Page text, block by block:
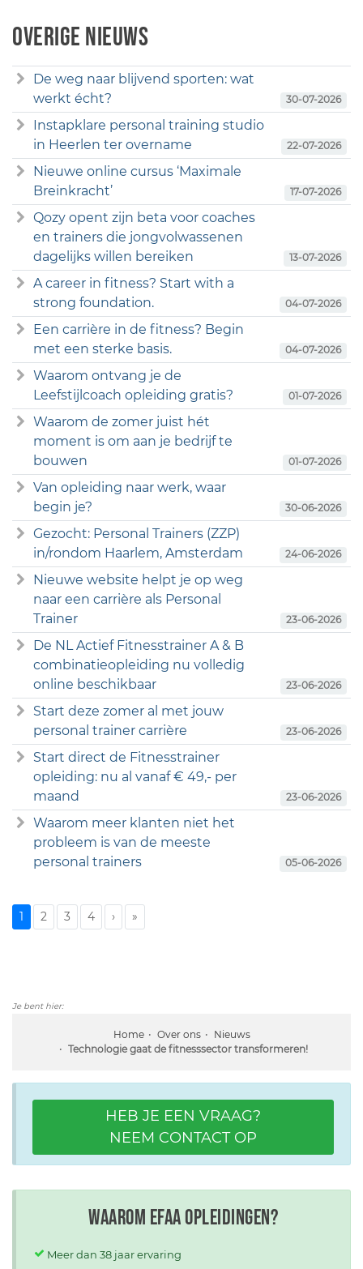
Overige nieuws
De weg naar blijvend sporten: wat
werkt écht?
30-07-2026
Instapklare personal training studio
in Heerlen ter overname
22-07-2026
Nieuwe online cursus ‘Maximale
Breinkracht’
17-07-2026
Qozy opent zijn beta voor coaches
en trainers die jongvolwassenen
dagelijks willen bereiken
13-07-2026
A career in fitness? Start with a
strong foundation.
04-07-2026
Een carrière in de fitness? Begin
met een sterke basis.
04-07-2026
Waarom ontvang je de
Leefstijlcoach opleiding gratis?
01-07-2026
Waarom de zomer juist hét
moment is om aan je bedrijf te
bouwen
01-07-2026
Van opleiding naar werk, waar
begin je?
30-06-2026
Gezocht: Personal Trainers (ZZP)
in/rondom Haarlem, Amsterdam
24-06-2026
Nieuwe website helpt je op weg
naar een carrière als Personal
Trainer
23-06-2026
De NL Actief Fitnesstrainer A & B
combinatieopleiding nu volledig
online beschikbaar
23-06-2026
Start deze zomer al met jouw
personal trainer carrière
23-06-2026
Start direct de Fitnesstrainer
opleiding: nu al vanaf € 49,- per
maand
23-06-2026
Waarom meer klanten niet het
probleem is van de meeste
personal trainers
05-06-2026
1 2 3 4 › »
Je bent hier:
Home Over ons
Nieuws
Technologie gaat de fitnesssector transformeren!
HEB JE EEN VRAAG?
NEEM CONTACT OP
Waarom EFAA opleidingen?
Meer dan 38 jaar ervaring